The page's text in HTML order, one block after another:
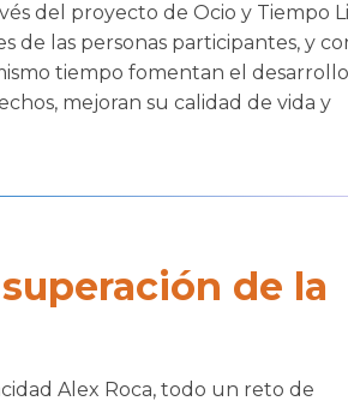
del proyecto de Ocio y Tiempo
de las personas participantes, y
tiempo fomentan el
mejoran su calidad de vida y
de la
Alex Roca, todo un reto de